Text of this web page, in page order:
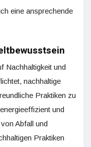
eine ansprechende
Nachhaltigkeit und
nachhaltige
Praktiken zu
und
Abfall und
Praktiken